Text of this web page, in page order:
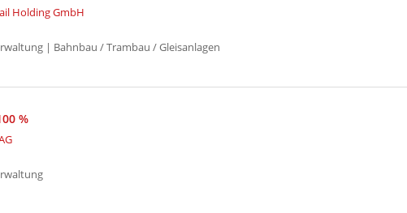
Holding GmbH
| Bahnbau / Trambau / Gleisanlagen
%